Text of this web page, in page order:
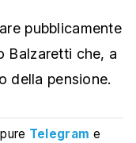
pubblicamente
Balzaretti che, a
della pensione.
Telegram e